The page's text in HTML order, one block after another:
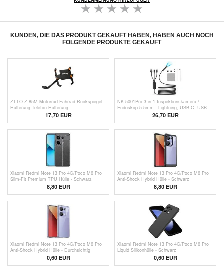
KUNDEN, DIE DAS PRODUKT GEKAUFT HABEN, HABEN AUCH NOCH
FOLGENDE PRODUKTE GEKAUFT
ZTTO Z-85M Motorrad Fahrrad Rückspiegel
Halterung Telefon Halterung
Aluminiumlegierung stoßfest Telefon
17,70 EUR
NK-5001Pro 3-in-1 Inspektionskamera /
Endoskop 5.5mm - Lightning, USB-C, USB -
26,70 EUR
Xiaomi Redmi Note 13 Pro 4G/Poco M6 Pro
Slim-Fit Premium TPU Hülle - Schwarz
8,80 EUR
Xiaomi Redmi Note 13 Pro 4G/Poco M6 Pro
Anti-Shock Hybrid Hülle - Schwarz
8,80 EUR
Xiaomi Redmi Note 13 Pro 4G/Poco M6 Pro
Anti-Shock Hybrid Hülle - Durchsichtig
0,60EUR
Xiaomi Redmi Note 13 Pro 4G/Poco M6 Pro
Liquid Silikonhülle - Schwarz
0,60EUR